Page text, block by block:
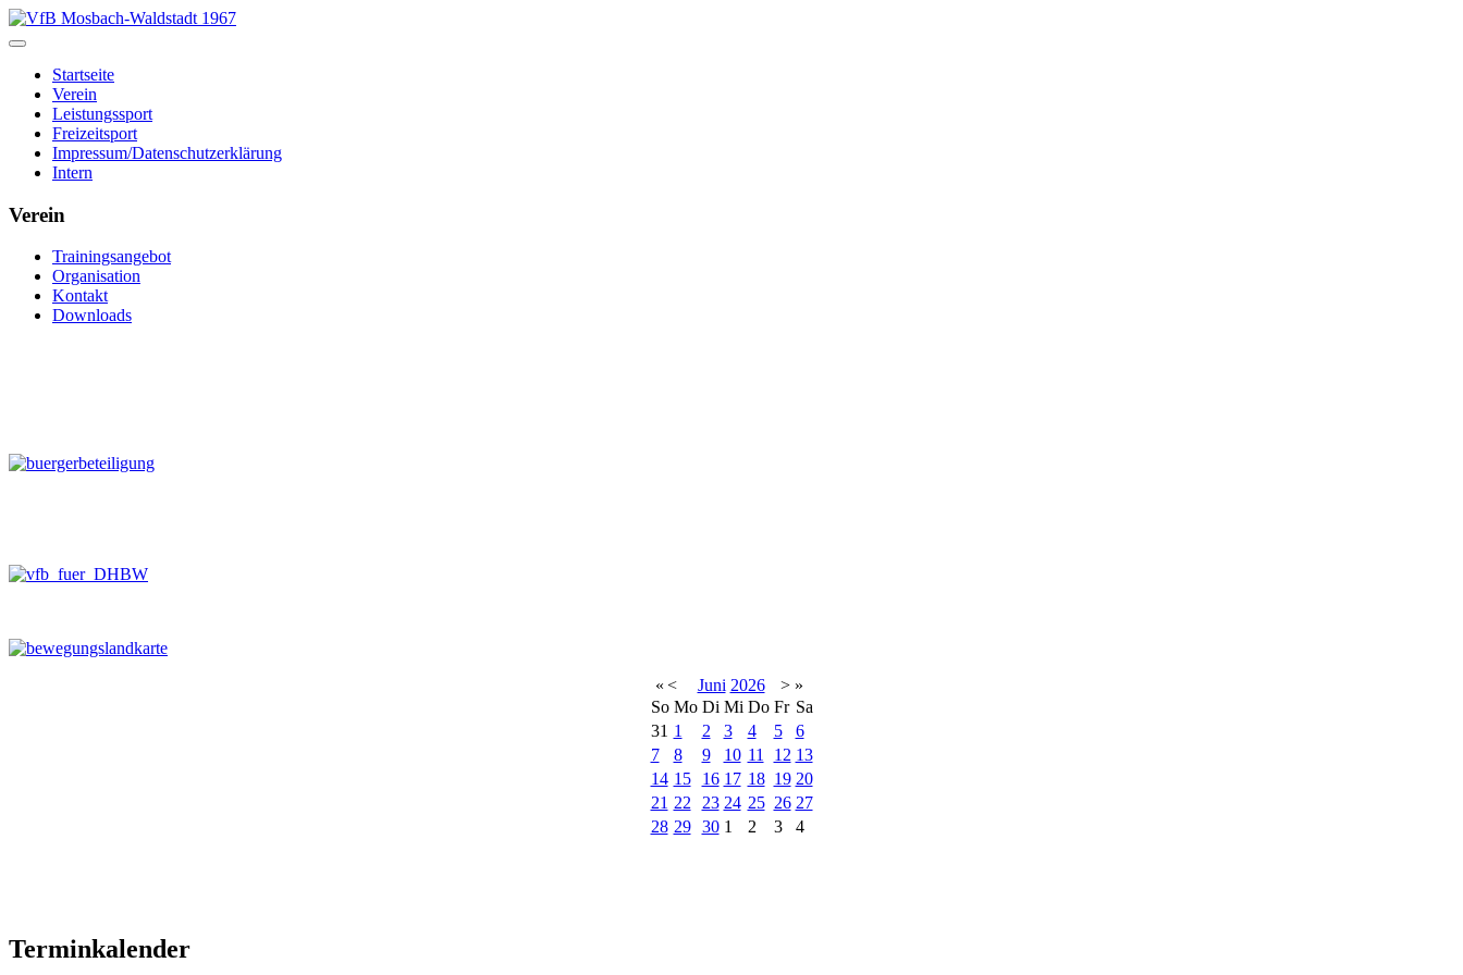
Startseite
Verein
Leistungssport
Freizeitsport
Impressum/Datenschutzerklärung
Intern
Verein
Trainingsangebot
Organisation
Kontakt
Downloads
« < Juni 2026 > »
So Mo Di Mi Do Fr Sa
31 1 2 3 4 5
6
7
8 9 10 11 12 13
14 15 16 17 18 19 20
21 22 23 24 25 26 27
28 29 30 1 2 3 4
Terminkalender